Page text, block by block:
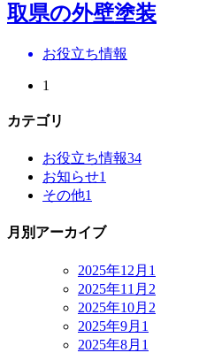
取県の外壁塗装
お役立ち情報
1
カテゴリ
お役立ち情報34
お知らせ1
その他1
月別アーカイブ
2025年12月 1
2025年11月 2
2025年10月 2
2025年9月 1
2025年8月 1